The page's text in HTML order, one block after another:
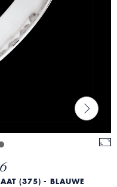
(375) - BLAUWE